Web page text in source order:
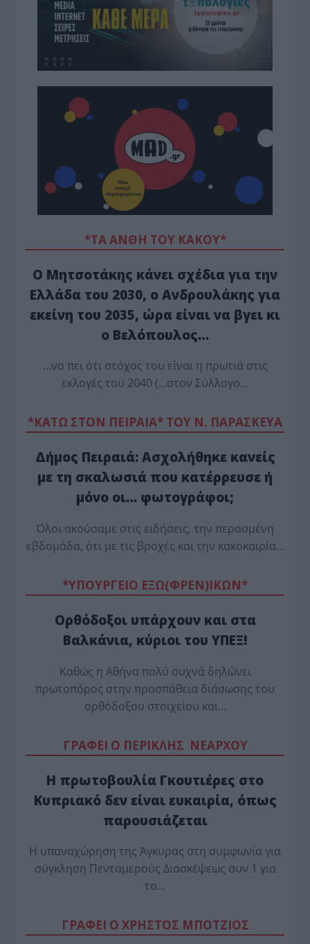
*ΤΑ ΆΝΘΗ ΤΟΥ ΚΑΚΟΎ*
Ο Μητσοτάκης κάνει σχέδια για την
Ελλάδα του 2030, ο Ανδρουλάκης για
εκείνη του 2035, ώρα είναι να βγει κι
ο Βελόπουλος…
…να πει ότι στόχος του είναι η πρωτιά στις
εκλογές του 2040 (…στον Σύλλογο…
*ΚΑΤΩ ΣΤΟΝ ΠΕΙΡΑΙΑ* ΤΟΥ Ν. ΠΑΡΑΣΚΕΥΑ
Δήμος Πειραιά: Ασχολήθηκε κανείς
με τη σκαλωσιά που κατέρρευσε ή
μόνο οι… φωτογράφοι;
Όλοι ακούσαμε στις ειδήσεις, την περασμένη
εβδομάδα, ότι με τις βροχές και την κακοκαιρία…
*ΥΠΟΥΡΓΕΙΟ ΕΞΩ(ΦΡΕΝ)ΙΚΩΝ*
Ορθόδοξοι υπάρχουν και στα
Βαλκάνια, κύριοι του ΥΠΕΞ!
Καθώς η Αθήνα πολύ συχνά δηλώνει
πρωτοπόρος στην προσπάθεια διάσωσης του
ορθόδοξου στοιχείου και…
ΓΡΑΦΕΙ Ο ΠΕΡΙΚΛΗΣ ΝΕΑΡΧΟΥ
Η πρωτοβουλία Γκουτιέρες στο
Κυπριακό δεν είναι ευκαιρία, όπως
παρουσιάζεται
Η υπαναχώρηση της Άγκυρας στη συμφωνία για
σύγκληση Πενταμερούς Διασκέψεως συν 1 για
το…
ΓΡΑΦΕΙ Ο ΧΡΗΣΤΟΣ ΜΠΟΤΖΙΟΣ